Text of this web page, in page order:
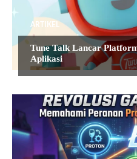
ARTIKEL
Tune Talk Lancar
Aplikasi